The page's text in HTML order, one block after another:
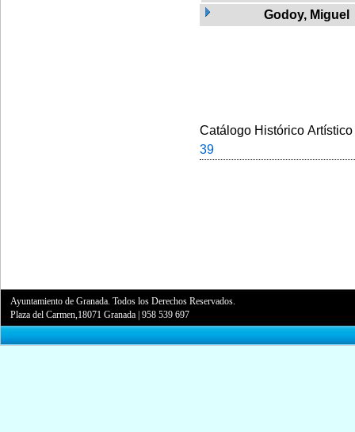
Godoy, Miguel
Catálogo Histórico
39
Ayuntamiento de Granada. Todos los Derechos Reservados.
Plaza del Carmen,18071 Granada |958 539 697